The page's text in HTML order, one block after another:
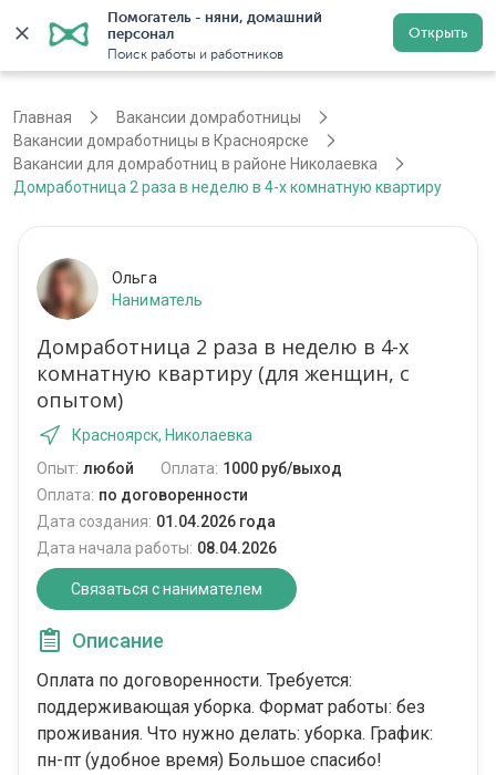
Помогатель - няни, домашний
персонал
Поиск работы и работников
Открыть
Красноярск Регистрация
Главная
Вакансии домработницы
Вакансии домработницы в Красноярске
Вакансии для домработниц в районе Николаевка
Домработница 2 раза в неделю в 4-х комнатную квартиру
Ольга
Наниматель
Домработница 2 раза в неделю в 4-х
комнатную квартиру (для женщин, с
опытом)
Красноярск, Николаевка
Опыт: любой Оплата: 1000 руб/выход
Оплата: по договоренности
Дата создания: 01.04.2026 года
Дата начала работы: 08.04.2026
Связаться с нанимателем
Описание
Оплата по договоренности. Требуется:
поддерживающая уборка. Формат работы: без
проживания. Что нужно делать: уборка. График:
пн-пт (удобное время) Большое спасибо!